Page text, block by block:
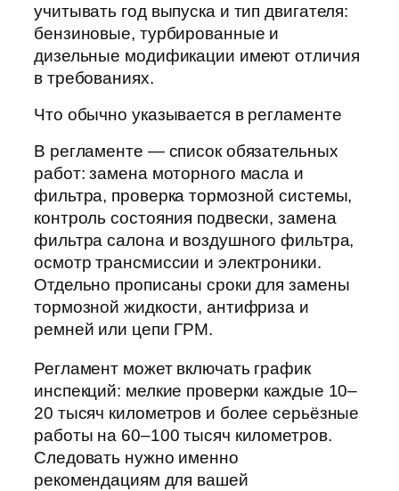
учитывать год выпуска и тип двигателя:
бензиновые, турбированные и
дизельные модификации имеют отличия
в требованиях.
Что обычно указывается в регламенте
В регламенте — список обязательных
работ: замена моторного масла и
фильтра, проверка тормозной системы,
контроль состояния подвески, замена
фильтра салона и воздушного фильтра,
осмотр трансмиссии и электроники.
Отдельно прописаны сроки для замены
тормозной жидкости, антифриза и
ремней или цепи ГРМ.
Регламент может включать график
инспекций: мелкие проверки каждые 10–
20 тысяч километров и более серьёзные
работы на 60–100 тысяч километров.
Следовать нужно именно
рекомендациям для вашей